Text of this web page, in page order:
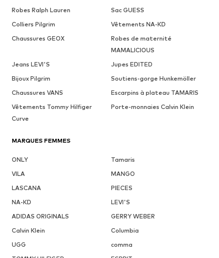
Robes Ralph Lauren
Sac GUESS
Colliers Pilgrim
Vêtements NA-KD
Chaussures GEOX
Robes de maternité
MAMALICIOUS
Jeans LEVI'S
Jupes EDITED
Bijoux Pilgrim
Soutiens-gorge Hunkemöller
Chaussures VANS
Escarpins à plateau TAMARIS
Vêtements Tommy Hilfiger
Curve
Porte-monnaies Calvin Klein
MARQUES FEMMES
ONLY
Tamaris
VILA
MANGO
LASCANA
PIECES
NA-KD
LEVI'S
ADIDAS ORIGINALS
GERRY WEBER
Calvin Klein
Columbia
UGG
comma